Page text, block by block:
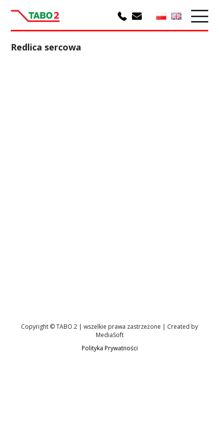
Redlica sercowa
Copyright © TABO 2 | wszelkie prawa zastrzeżone | Created by
MediaSoft
Polityka Prywatności